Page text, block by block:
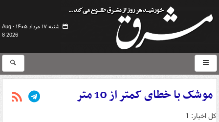
شنبه ۱۷ مرداد ۱۴۰۵ -
Aug
8 2026
موشک با خطای کمتر از 10 متر
کل اخبار: 1